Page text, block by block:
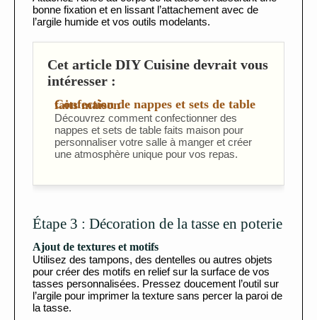
bonne fixation et en lissant l’attachement avec de
l’argile humide et vos outils modelants.
Cet article DIY Cuisine devrait vous
intéresser :
Confection de nappes et sets de table faits maison
Découvrez comment confectionner des
nappes et sets de table faits maison pour
personnaliser votre salle à manger et créer
une atmosphère unique pour vos repas.
Étape 3 : Décoration de la tasse en poterie
Ajout de textures et motifs
Utilisez des tampons, des dentelles ou autres objets
pour créer des motifs en relief sur la surface de vos
tasses personnalisées. Pressez doucement l’outil sur
l’argile pour imprimer la texture sans percer la paroi de
la tasse.